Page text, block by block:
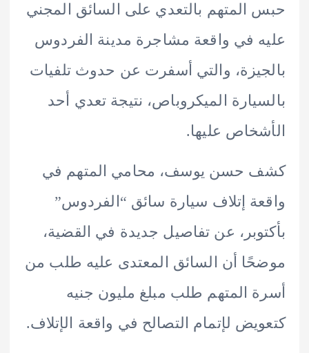
بالتعدي على السائق المجني
في واقعة مشاجرة مدينة الفردوس
والتي أسفرت عن حدوث تلفيات
الميكروباص، نتيجة تعدي أحد
عليها.
حسن يوسف، محامي المتهم في
إتلاف سيارة سائق “الفردوس”
عن تفاصيل جديدة في القضية،
أن السائق المعتدى عليه طلب من
المتهم طلب مبلغ مليون جنيه
لإتمام التصالح في واقعة الإتلاف.